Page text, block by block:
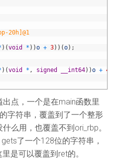
20h]@1
) (void * ) )o + 3) ) (o) ;
) (void * , signed __int64) )o + 4
点，一个是在main函数里
字符串，覆盖到了一个整形
么用，也覆盖不到ori_rbp。
了一个128位的字符串，
是可以覆盖到ret的。